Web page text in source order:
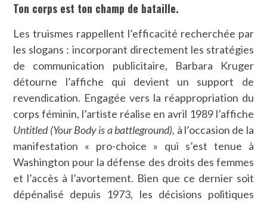
Ton corps est ton champ de bataille.
Les truismes rappellent l’efficacité recherchée par
les slogans : incorporant directement les stratégies
de communication publicitaire, Barbara Kruger
détourne l’affiche qui devient un support de
revendication. Engagée vers la réappropriation du
corps féminin, l’artiste réalise en avril 1989 l’affiche
Untitled (Your Body is a battleground), à l’occasion de la
manifestation « pro-choice » qui s’est tenue à
Washington pour la défense des droits des femmes
et l’accès à l’avortement. Bien que ce dernier soit
dépénalisé depuis 1973, les décisions politiques